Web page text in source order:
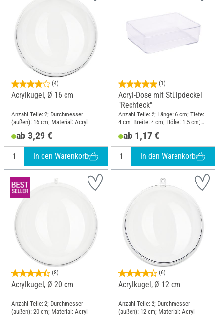
(4)
Acrylkugel, Ø 16 cm
Anzahl Teile: 2; Durchmesser
(außen): 16 cm; Material: Acryl
ab 3,29 €
In den Warenkorb
(1)
Acryl-Dose mit Stülpdeckel
"Rechteck"
Anzahl Teile: 2; Länge: 6 cm; Tiefe:
4 cm; Breite: 4 cm; Höhe: 1.5 cm;
Material: Acryl
ab 1,17 €
In den Warenkorb
(8)
Acrylkugel, Ø 20 cm
Anzahl Teile: 2; Durchmesser
(außen): 20 cm; Material: Acryl
(6)
Acrylkugel, Ø 12 cm
Anzahl Teile: 2; Durchmesser
(außen): 12 cm; Material: Acryl